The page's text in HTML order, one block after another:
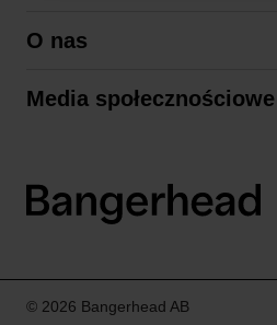
Regulamin zakupów
O nas
Zrównoważony rozwój
Media społecznościowe
LinkedIn
© 2026 Bangerhead AB